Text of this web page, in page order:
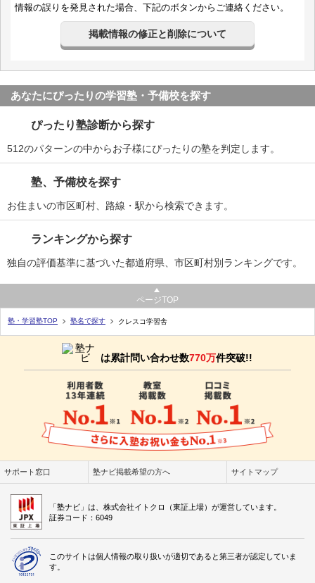
情報の誤りを発見された場合、下記のボタンからご連絡ください。
掲載情報の修正と削除について
あなたにぴったりの学習塾・予備校を探す
ぴったり塾診断から探す
512のパターンの中からお子様にぴったりの塾を判定します。
塾、予備校を探す
お住まいの市区町村、路線・駅から検索できます。
ランキングから探す
独自の評価基準に基づいた都道府県、市区町村別ランキングです。
ページTOP
塾・学習塾TOP 塾名で探す クレスコ学習舎
は累計問い合わせ数770万件突破!!
サポート窓口 塾ナビ掲載希望の方へ サイトマップ
「塾ナビ」は、株式会社イトクロ（東証上場）が運営しています。
証券コード：6049
このサイトは個人情報の取り扱いが適切であると第三者が認定していま
す。